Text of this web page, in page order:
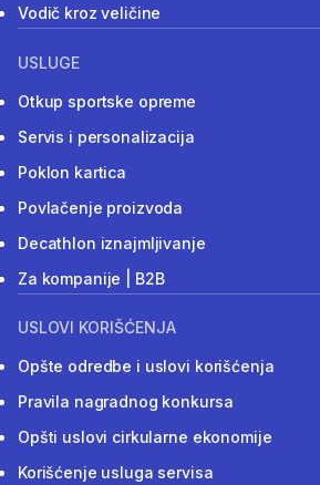
Vodič kroz veličine
USLUGE
Otkup sportske opreme
Servis i personalizacija
Poklon kartica
Povlačenje proizvoda
Decathlon iznajmljivanje
Za kompanije | B2B
USLOVI KORIŠĆENJA
Opšte odredbe i uslovi korišćenja
Pravila nagradnog konkursa
Opšti uslovi cirkularne ekonomije
Korišćenje usluga servisa